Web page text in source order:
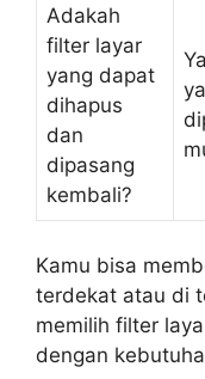
Adakah
filter layar
yang dapat
dihapus
dan
dipasang
kembali?
Kamu bisa
terdekat atau di
memilih filter
dengan